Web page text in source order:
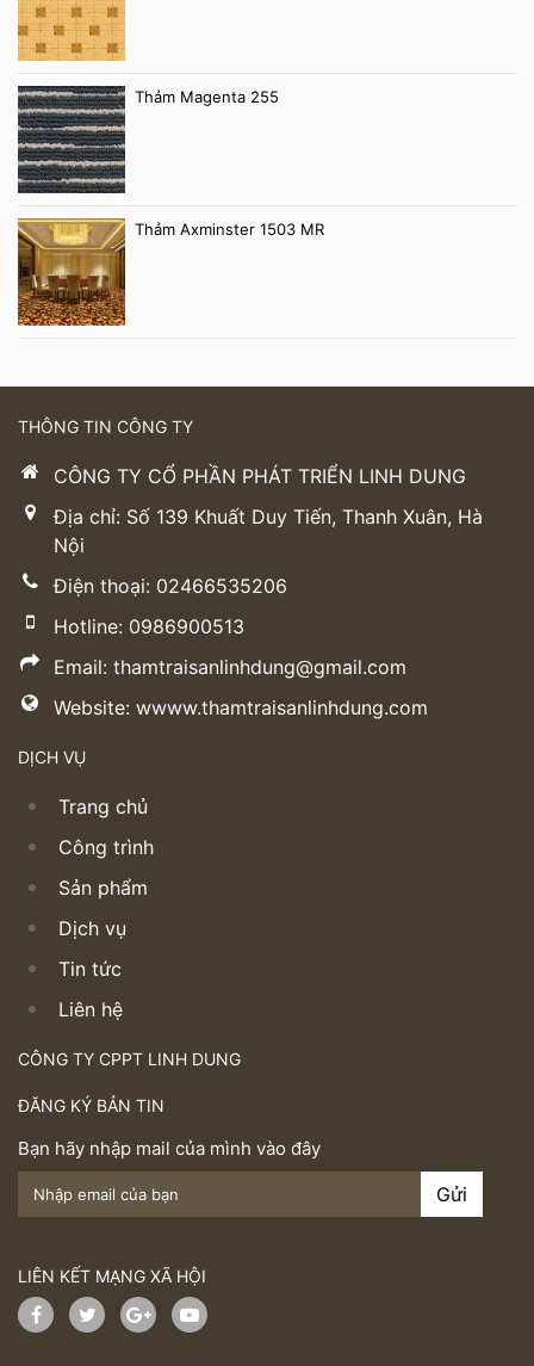
Thảm Magenta 255
Thảm Axminster 1503 MR
THÔNG TIN CÔNG TY
CÔNG TY CỔ PHẦN PHÁT TRIỂN LINH DUNG
Địa chỉ: Số 139 Khuất Duy Tiến, Thanh Xuân, Hà
Nội
Điện thoại: 02466535206
Hotline: 0986900513
Email: thamtraisanlinhdung@gmail.com
Website: wwww.thamtraisanlinhdung.com
DỊCH VỤ
Trang chủ
Công trình
Sản phẩm
Dịch vụ
Tin tức
Liên hệ
CÔNG TY CPPT LINH DUNG
ĐĂNG KÝ BẢN TIN
Bạn hãy nhập mail của mình vào đây
LIÊN KẾT MẠNG XÃ HỘI